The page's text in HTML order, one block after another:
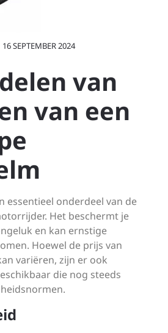
16 SEPTEMBER 2024
van
van een
essentieel onderdeel van de
Het beschermt je
en kan ernstige
Hoewel de prijs van
variëren, zijn er ook
die nog steeds